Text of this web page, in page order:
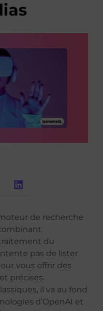
de recherche
du
pas de lister
vous offrir des
précises.
il va au fond
d’OpenAI et